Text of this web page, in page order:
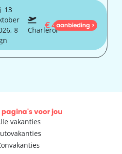
13
8
Charleroi
€442
aanbieding >
pagina's voor jou
vakanties